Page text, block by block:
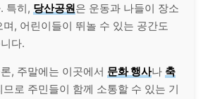
특히, 당산공원은 운동과 나들이 장소
며, 어린이들이 뛰놀 수 있는 공간도
다.
, 주말에는 이곳에서 문화 행사나 축
므로 주민들이 함께 소통할 수 있는 기